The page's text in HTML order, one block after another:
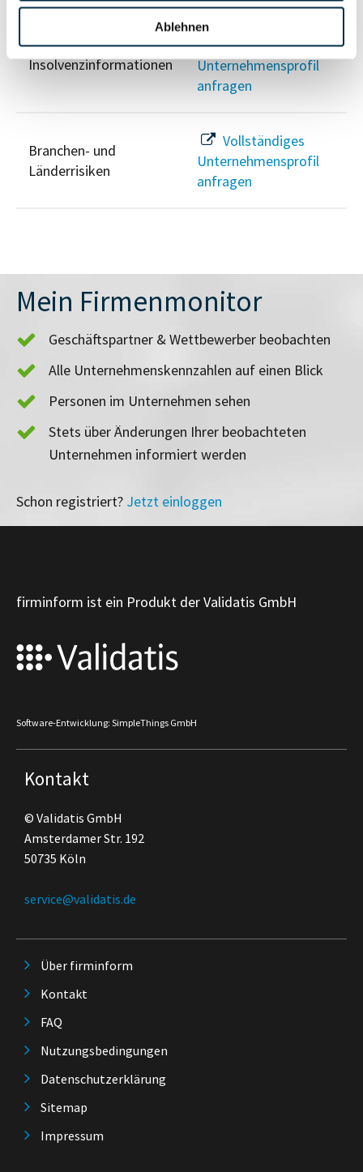
Ablehnen
Insolvenzinformationen
Vollständiges
Unternehmensprofil
anfragen
Branchen- und
Länderrisiken
Vollständiges
Unternehmensprofil
anfragen
Mein Firmenmonitor
Geschäftspartner & Wettbewerber beobachten
Alle Unternehmenskennzahlen auf einen Blick
Personen im Unternehmen sehen
Stets über Änderungen Ihrer beobachteten
Unternehmen informiert werden
Schon registriert? Jetzt einloggen
firminform ist ein Produkt der Validatis GmbH
Software-Entwicklung: SimpleThings GmbH
Kontakt
© Validatis GmbH
Amsterdamer Str. 192
50735 Köln
service@validatis.de
Über firminform
Kontakt
FAQ
Nutzungsbedingungen
Datenschutzerklärung
Sitemap
Impressum